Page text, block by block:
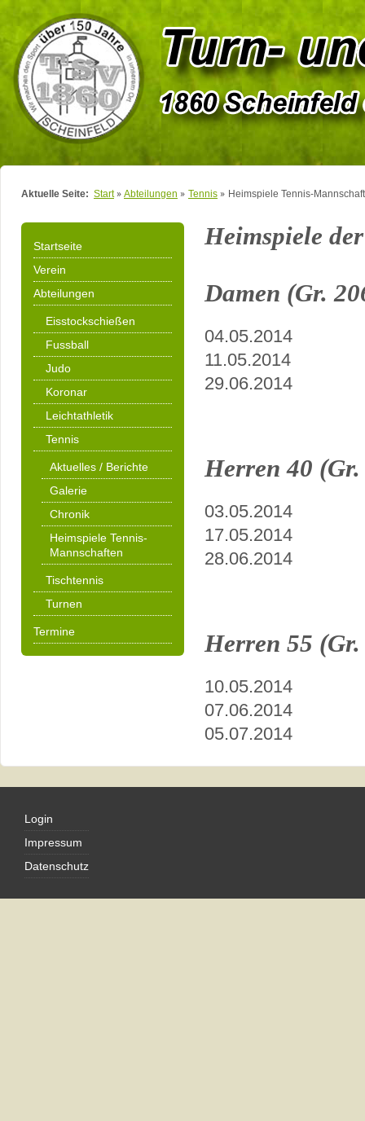
Aktuelle Seite: Start Abteilungen Tennis Heimspiele Tennis-
Startseite
Verein
Abteilungen
Eisstockschießen
Fussball
Judo
Koronar
Leichtathletik
Tennis
Aktuelles / Berichte
Galerie
Chronik
Heimspiele Tennis-
Mannschaften
Tischtennis
Turnen
Termine
Heimspiele
Damen (Gr.
04.05.2014
11.05.2014
29.06.2014
Herren 40
03.05.2014
17.05.2014
28.06.2014
Herren 55
10.05.2014
07.06.2014
05.07.2014
Login
Impressum
Datenschutz